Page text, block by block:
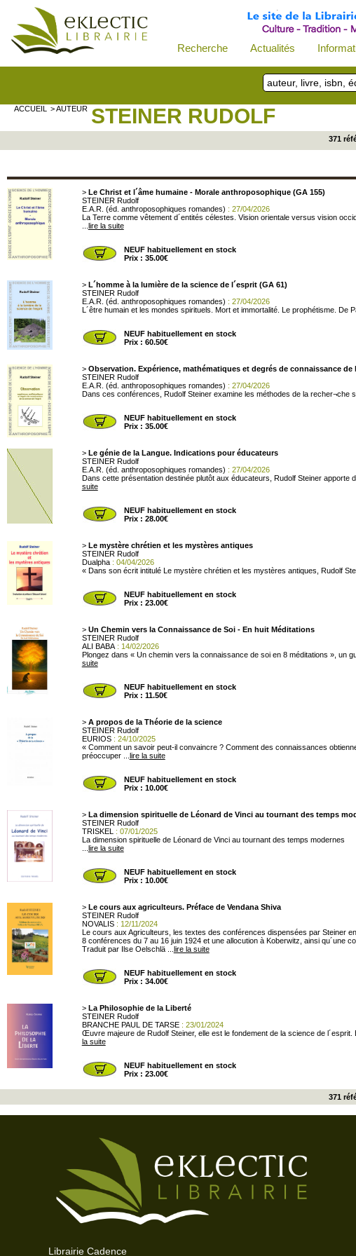
Recherche Actualités
ACCUEIL > AUTEUR STEINER RUDOLF
371
> Le Christ et l´âme humaine - Morale anthroposophique (GA 155)
STEINER Rudolf
E.A.R. (éd. anthroposophiques romandes) : 27/04/2026
La Terre comme vêtement d´entités célestes. Vision orientale versus vision
lire la suite
NEUF habituellement en stock
Prix : 35.00€
> L´homme à la lumière de la science de l´esprit (GA 61)
STEINER Rudolf
E.A.R. (éd. anthroposophiques romandes) : 27/04/2026
L´être humain et les mondes spirituels. Mort et immortalité. Le prophétisme. De
NEUF habituellement en stock
Prix : 60.50€
> Observation. Expérience, mathématiques et degrés de connaissance de
STEINER Rudolf
E.A.R. (éd. anthroposophiques romandes) : 27/04/2026
Dans ces conférences, Rudolf Steiner examine les méthodes de la recher¬che
NEUF habituellement en stock
Prix : 35.00€
> Le génie de la Langue. Indications pour éducateurs
STEINER Rudolf
E.A.R. (éd. anthroposophiques romandes) : 27/04/2026
Dans cette présentation destinée plutôt aux éducateurs, Rudolf Steiner apporte
suite
NEUF habituellement en stock
Prix : 28.00€
> Le mystère chrétien et les mystères antiques
STEINER Rudolf
Dualpha: 04/04/2026
« Dans son écrit intitulé Le mystère chrétien et les mystères antiques, Rudolf
NEUF habituellement en stock
Prix : 23.00€
> Un Chemin vers la Connaissance de Soi - En huit Méditations
STEINER Rudolf
ALI BABA: 14/02/2026
Plongez dans « Un chemin vers la connaissance de soi en 8 méditations », un
suite
NEUF habituellement en stock
Prix : 11.50€
> A propos de la Théorie de la science
STEINER Rudolf
EURIOS: 24/10/2025
« Comment un savoir peut-il convaincre ? Comment des connaissances
préoccuper ... lire la suite
NEUF habituellement en stock
Prix : 10.00€
> La dimension spirituelle de Léonard de Vinci au tournant des temps
STEINER Rudolf
TRISKEL
: 07/01/2025
La dimension spirituelle de Léonard de Vinci au tournant des temps modernes
lire la suite
NEUF habituellement en stock
Prix : 10.00€
> Le cours aux agriculteurs. Préface de Vendana Shiva
STEINER Rudolf
NOVALIS: 12/11/2024
Le cours aux Agriculteurs, les textes des conférences dispensées par Steiner en
8 conférences du 7 au 16 juin 1924 et une allocution à Koberwitz, ainsi qu´une
Traduit par Ilse Oelschlä ... lire la suite
NEUF habituellement en stock
Prix : 34.00€
> La Philosophie de la Liberté
STEINER Rudolf
BRANCHE PAUL DE TARSE: 23/01/2024
Œuvre majeure de Rudolf Steiner, elle est le fondement de la science de
la suite
NEUF habituellement en stock
Prix : 23.00€
371
Librairie Cadence